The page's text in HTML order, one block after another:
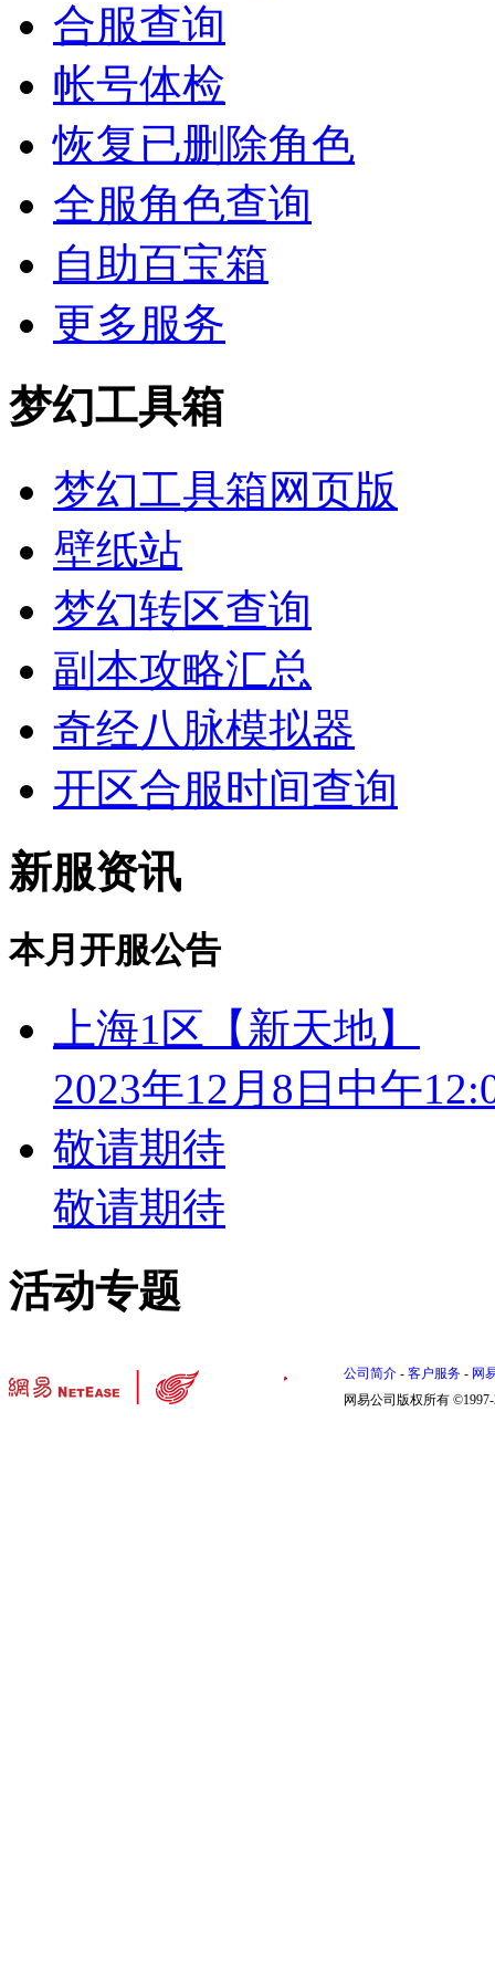
合服查询
帐号体检
恢复已删除角色
全服角色查询
自助百宝箱
更多服务
梦幻工具箱
梦幻工具箱网页版
壁纸站
梦幻转区查询
副本攻略汇总
奇经八脉模拟器
开区合服时间查询
新服资讯
本月开服公告
上海1区【新天地】
2023年12月8日中午
敬请期待
敬请期待
活动专题
公司简介 - 客户服务 - 网
网易公司版权所有